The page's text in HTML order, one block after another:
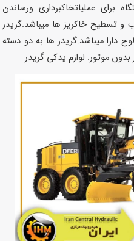
برای عملیاتخاکبرداری ورساندن
تسطیح خاکریز ها میباشد.گریدر
دارا میباشد.گریدر ها به دو دسته
بدون موتور. لوازم یدکی گریدر